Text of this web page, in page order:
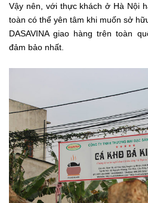
Vậy nên, với thực khách ở Hà Nội
toàn có thể yên tâm khi muốn sở
DASAVINA giao hàng trên toàn
đảm bảo nhất.